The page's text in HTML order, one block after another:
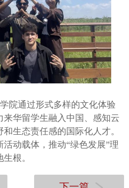
院通过形式多样的文化体验
来华留学生融入中国、感知云
生态责任感的国际化人才。
动载体，推动“绿色发展”理
根。